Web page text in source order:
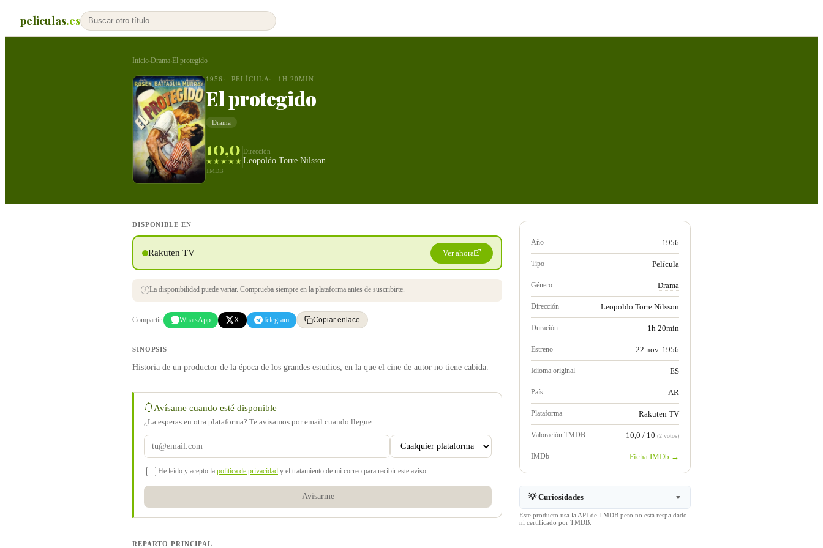
peliculas.es
Inicio›Drama›El protegido
1956 PELÍCULA 1H 20MIN
El protegido
Drama
10,0
★★★★★
TMDB
Dirección
Leopoldo Torre Nilsson
DISPONIBLE EN
Rakuten TV Ver ahora
La disponibilidad puede variar. Comprueba siempre en la plataforma antes de suscribirte.
Compartir: WhatsApp X Telegram Copiar enlace
SINOPSIS
Historia de un productor de la época de los grandes estudios, en la que el cine de autor no tiene cabida.
Avísame cuando esté disponible
¿La esperas en otra plataforma? Te avisamos por email cuando llegue.
He leído y acepto la política de privacidad y el tratamiento de mi correo para recibir este aviso.
Avisarme
REPARTO PRINCIPAL
Año 1956
Tipo Película
Género Drama
Dirección Leopoldo Torre Nilsson
Duración 1h 20min
Estreno 22 nov. 1956
Idioma original ES
País AR
Plataforma Rakuten TV
Valoración TMDB 10,0 / 10 (2 votos)
IMDb Ficha IMDb →
💡 Curiosidades ▼
Este producto usa la API de TMDB pero no está respaldado
ni certificado por TMDB.